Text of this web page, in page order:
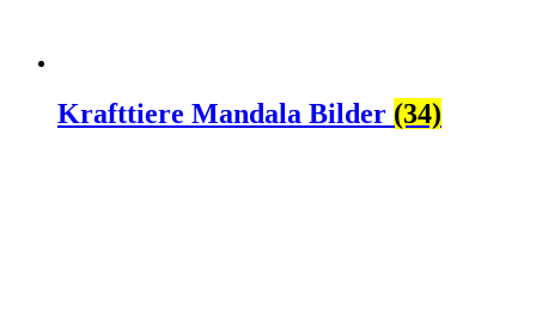
Krafttiere Mandala Bilder (34)